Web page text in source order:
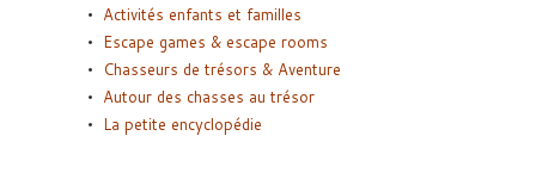
Activités enfants et familles
Escape games & escape rooms
Chasseurs de trésors & Aventure
Autour des chasses au trésor
La petite encyclopédie